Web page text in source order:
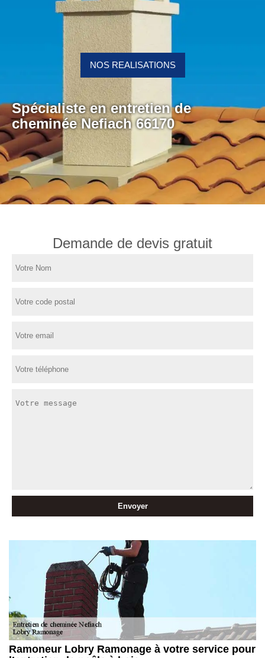
Spécialiste en entretien de
cheminée Nefiach 66170
NOS REALISATIONS
Demande de devis gratuit
Ramoneur Lobry Ramonage à votre service pour